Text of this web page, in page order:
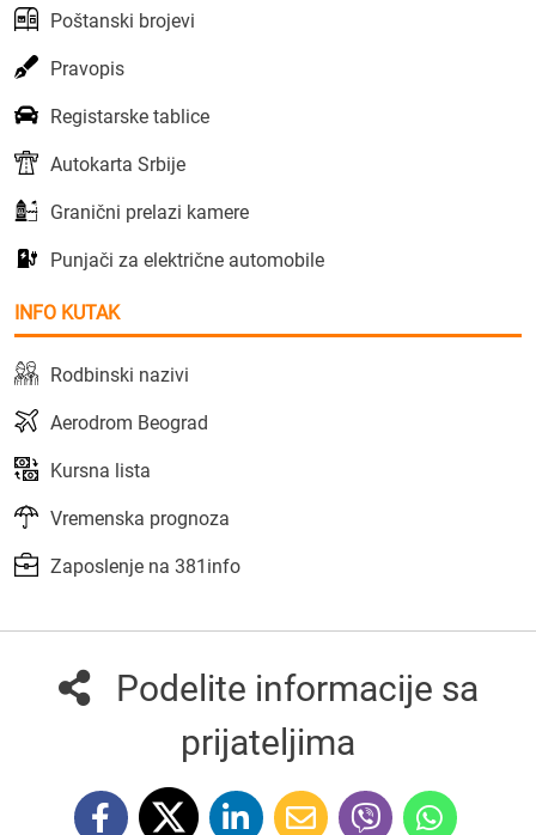
Poštanski brojevi
Pravopis
Registarske tablice
Autokarta Srbije
Granični prelazi kamere
Punjači za električne automobile
INFO KUTAK
Rodbinski nazivi
Aerodrom Beograd
Kursna lista
Vremenska prognoza
Zaposlenje na 381info
Podelite informacije sa
prijateljima